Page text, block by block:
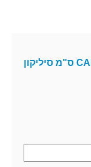
סטראפון רוטט CADMUS 18X4 ס"מ סיליקון